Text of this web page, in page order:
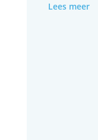
Lees meer